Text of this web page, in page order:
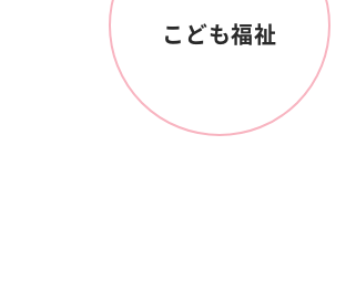
こども福祉